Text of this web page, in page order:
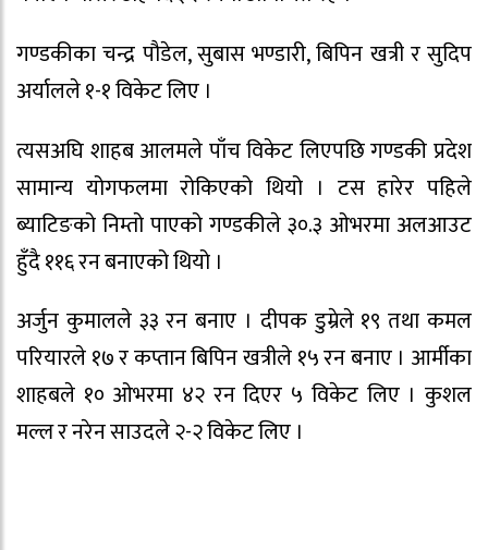
गण्डकीका चन्द्र पौडेल, सुबास भण्डारी, बिपिन खत्री र सुदिप
अर्यालले १-१ विकेट लिए ।
त्यसअघि शाहब आलमले पाँच विकेट लिएपछि गण्डकी प्रदेश
सामान्य योगफलमा रोकिएको थियो । टस हारेर पहिले
ब्याटिङको निम्तो पाएको गण्डकीले ३०.३ ओभरमा अलआउट
हुँदै ११६ रन बनाएको थियो ।
अर्जुन कुमालले ३३ रन बनाए । दीपक डुम्रेले १९ तथा कमल
परियारले १७ र कप्तान बिपिन खत्रीले १५ रन बनाए । आर्मीका
शाहबले १० ओभरमा ४२ रन दिएर ५ विकेट लिए । कुशल
मल्ल र नरेन साउदले २-२ विकेट लिए ।